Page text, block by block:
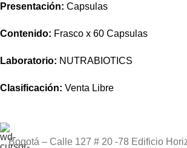
Presentación: Capsulas
Contenido: Frasco x 60 Capsulas
Laboratorio: NUTRABIOTICS
Clasificación: Venta Libre
Bogotá – Calle 127 # 20 -78 Edificio